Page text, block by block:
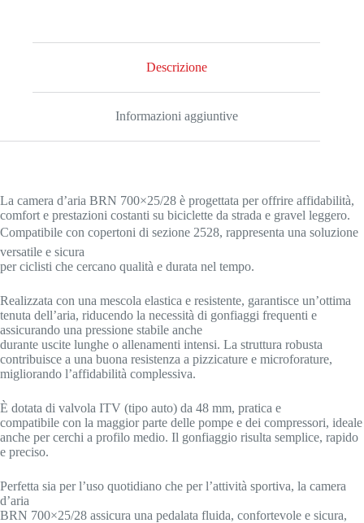
Descrizione
Informazioni aggiuntive
La camera d’aria BRN 700×25/28 è progettata per offrire affidabilità,
comfort e prestazioni costanti su biciclette da strada e gravel leggero.
Compatibile con copertoni di sezione 2528, rappresenta una soluzione
versatile e sicura
per ciclisti che cercano qualità e durata nel tempo.
Realizzata con una mescola elastica e resistente, garantisce un’ottima
tenuta dell’aria, riducendo la necessità di gonfiaggi frequenti e
assicurando una pressione stabile anche
durante uscite lunghe o allenamenti intensi. La struttura robusta
contribuisce a una buona resistenza a pizzicature e microforature,
migliorando l’affidabilità complessiva.
È dotata di valvola ITV (tipo auto) da 48 mm, pratica e
compatibile con la maggior parte delle pompe e dei compressori, ideale
anche per cerchi a profilo medio. Il gonfiaggio risulta semplice, rapido
e preciso.
Perfetta sia per l’uso quotidiano che per l’attività sportiva, la camera
d’aria
BRN 700×25/28 assicura una pedalata fluida, confortevole e sicura,